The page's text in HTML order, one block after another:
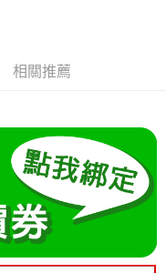
會自動跳轉到大哥付的交易
核未通過，訂單將自動取
哥付你分期系統評分，恕無
於每月結算日後寄送繳費提
／台灣大直營門市／銀行轉
。
。
跳轉至「AFTEE先享後付」
成結帳。
於會員專區綁定中華電信
抵消費金額 (1點等於1元)。
相關推薦